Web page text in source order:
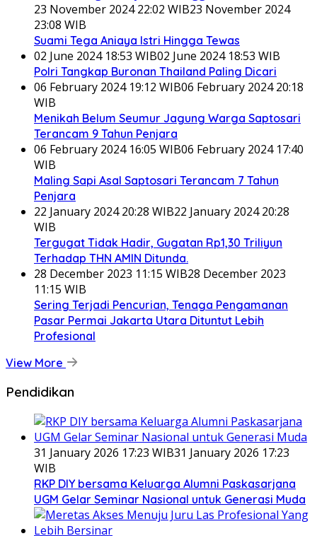
23 November 2024 22:02 WIB23 November 2024
23:08 WIB
Suami Tega Aniaya Istri Hingga Tewas
02 June 2024 18:53 WIB02 June 2024 18:53 WIB
Polri Tangkap Buronan Thailand Paling Dicari
06 February 2024 19:12 WIB06 February 2024 20:18
WIB
Menikah Belum Seumur Jagung Warga Saptosari
Terancam 9 Tahun Penjara
06 February 2024 16:05 WIB06 February 2024 17:40
WIB
Maling Sapi Asal Saptosari Terancam 7 Tahun
Penjara
22 January 2024 20:28 WIB22 January 2024 20:28
WIB
Tergugat Tidak Hadir, Gugatan Rp1,30 Triliyun
Terhadap THN AMIN Ditunda.
28 December 2023 11:15 WIB28 December 2023
11:15 WIB
Sering Terjadi Pencurian, Tenaga Pengamanan
Pasar Permai Jakarta Utara Dituntut Lebih
Profesional
View More
Pendidikan
31 January 2026 17:23 WIB31 January 2026 17:23
WIB
RKP DIY bersama Keluarga Alumni Paskasarjana
UGM Gelar Seminar Nasional untuk Generasi Muda